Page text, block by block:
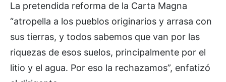
La pretendida reforma de la Carta Magna
“atropella a los pueblos originarios y arrasa con
sus tierras, y todos sabemos que van por las
riquezas de esos suelos, principalmente por el
litio y el agua. Por eso la rechazamos”, enfatizó